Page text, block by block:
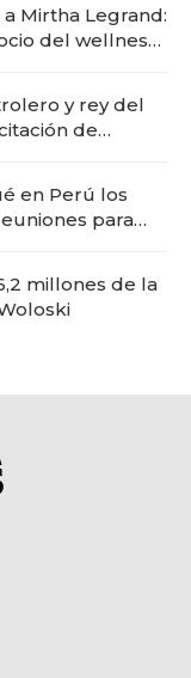
Mirtha Legrand:
del wellness
y rey del
de
en Perú los
para
millones de la